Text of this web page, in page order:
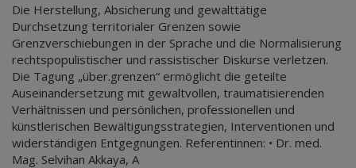
Die Herstellung, Absicherung und gewalttätige
Durchsetzung territorialer Grenzen sowie
Grenzverschiebungen in der Sprache und die Normalisierung
rechtspopulistischer und rassistischer Diskurse verletzen.
Die Tagung „über.grenzen“ ermöglicht die geteilte
Auseinandersetzung mit gewaltvollen, traumatisierenden
Verhältnissen und persönlichen, professionellen und
künstlerischen Bewältigungsstrategien, Interventionen und
widerständigen Entgegnungen. Referentinnen: • Dr. med.
Mag. Selvihan Akkaya, A